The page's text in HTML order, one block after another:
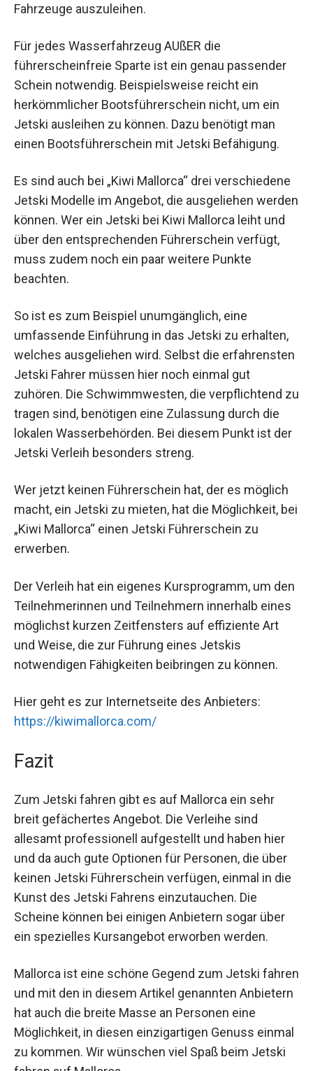
Fahrzeuge auszuleihen.
Für jedes Wasserfahrzeug AUßER die
führerscheinfreie Sparte ist ein genau passender
Schein notwendig. Beispielsweise reicht ein
herkömmlicher Bootsführerschein nicht, um ein
Jetski ausleihen zu können. Dazu benötigt man
einen Bootsführerschein mit Jetski Befähigung.
Es sind auch bei „Kiwi Mallorca“ drei verschiedene
Jetski Modelle im Angebot, die ausgeliehen werden
können. Wer ein Jetski bei Kiwi Mallorca leiht und
über den entsprechenden Führerschein verfügt,
muss zudem noch ein paar weitere Punkte
beachten.
So ist es zum Beispiel unumgänglich, eine
umfassende Einführung in das Jetski zu erhalten,
welches ausgeliehen wird. Selbst die erfahrensten
Jetski Fahrer müssen hier noch einmal gut
zuhören. Die Schwimmwesten, die verpflichtend zu
tragen sind, benötigen eine Zulassung durch die
lokalen Wasserbehörden. Bei diesem Punkt ist der
Jetski Verleih besonders streng.
Wer jetzt keinen Führerschein hat, der es möglich
macht, ein Jetski zu mieten, hat die Möglichkeit, bei
„Kiwi Mallorca“ einen Jetski Führerschein zu
erwerben.
Der Verleih hat ein eigenes Kursprogramm, um den
Teilnehmerinnen und Teilnehmern innerhalb eines
möglichst kurzen Zeitfensters auf effiziente Art
und Weise, die zur Führung eines Jetskis
notwendigen Fähigkeiten beibringen zu können.
Hier geht es zur Internetseite des Anbieters:
https://kiwimallorca.com/
Fazit
Zum Jetski fahren gibt es auf Mallorca ein sehr
breit gefächertes Angebot. Die Verleihe sind
allesamt professionell aufgestellt und haben hier
und da auch gute Optionen für Personen, die über
keinen Jetski Führerschein verfügen, einmal in die
Kunst des Jetski Fahrens einzutauchen. Die
Scheine können bei einigen Anbietern sogar über
ein spezielles Kursangebot erworben werden.
Mallorca ist eine schöne Gegend zum Jetski fahren
und mit den in diesem Artikel genannten Anbietern
hat auch die breite Masse an Personen eine
Möglichkeit, in diesen einzigartigen Genuss einmal
zu kommen. Wir wünschen viel Spaß beim Jetski